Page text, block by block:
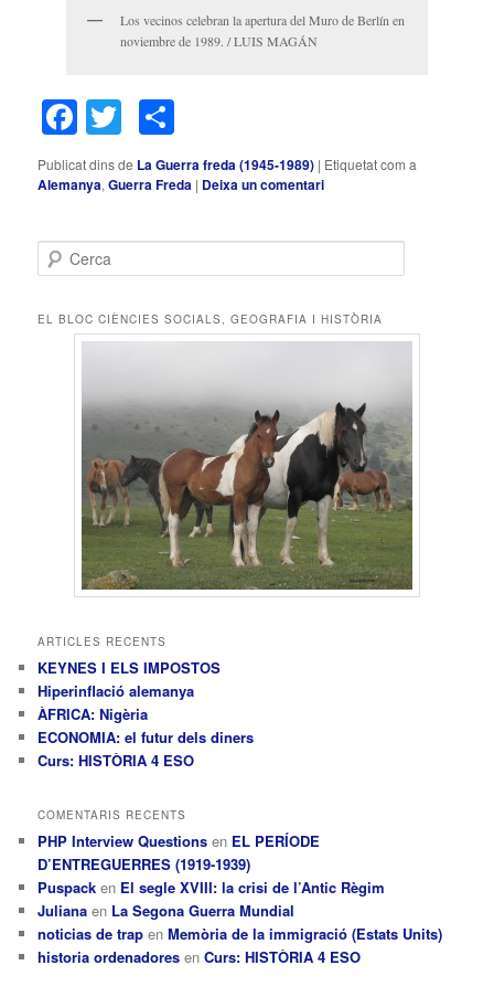
Los vecinos celebran la apertura del Muro de Berlín en
noviembre de 1989. / LUIS MAGÁN
Facebook
Twitter
Publicat dins de La Guerra freda (1945-1989) | Etiquetat com a
Alemanya,Guerra Freda | Deixa un comentari
e
c
EL BLOC CIÈNCIES SOCIALS, GEOGRAFIA I HISTÒRIA
ARTICLES RECENTS
KEYNES I ELS IMPOSTOS
Hiperinflació alemanya
ÀFRICA: Nigèria
ECONOMIA: el futur dels diners
Curs: HISTÒRIA 4 ESO
COMENTARIS RECENTS
PHP Interview Questions en EL PERÍODE
D’ENTREGUERRES (1919-1939)
Puspack en El segle XVIII: la crisi de l’Antic Règim
Juliana en La Segona Guerra Mundial
noticias de trap enMemòria de la immigració (Estats Units)
historia ordenadores enCurs: HISTÒRIA 4 ESO